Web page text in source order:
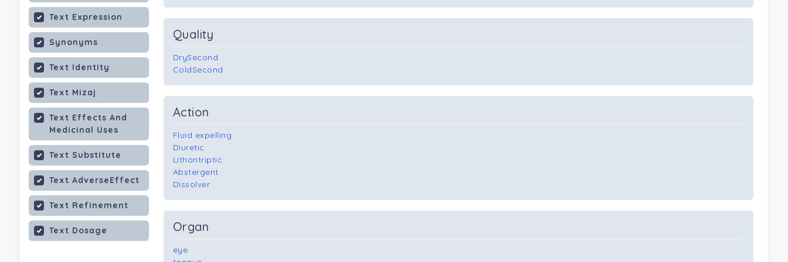
Text Expression
Synonyms
Text Identity
Text Mizaj
Text Effects And
Medicinal Uses
Text Substitute
Text AdverseEffect
Text Refinement
Text Dosage
Quality
DrySecond
ColdSecond
Action
Fluid expelling
Diuretic
Lithontriptic
Abstergent
Dissolver
Organ
eye